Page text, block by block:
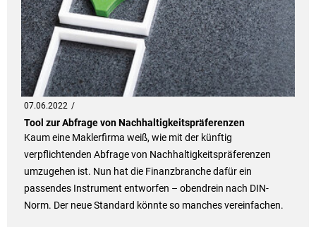
07.06.2022
Tool zur Abfrage von Nachhaltigkeitspräferenzen
Kaum eine Maklerfirma weiß, wie mit der künftig
verpflichtenden Abfrage von Nachhaltigkeitspräferenzen
umzugehen ist. Nun hat die Finanzbranche dafür ein
passendes Instrument entworfen – obendrein nach DIN-
Norm. Der neue Standard könnte so manches vereinfachen.